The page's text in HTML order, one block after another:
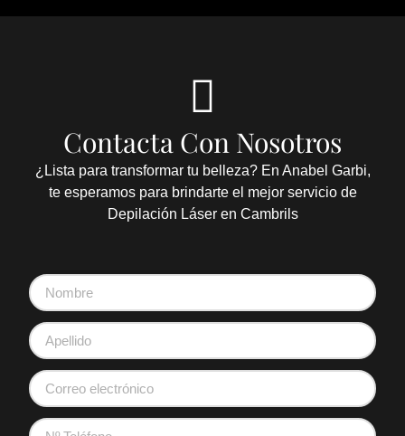
Contacta Con Nosotros
¿Lista para transformar tu belleza? En Anabel Garbi,
te esperamos para brindarte el mejor servicio de
Depilación Láser en Cambrils